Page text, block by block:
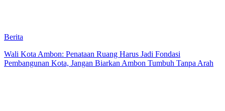
Berita
Wali Kota Ambon: Penataan Ruang Harus Jadi Fondasi
Pembangunan Kota, Jangan Biarkan Ambon Tumbuh Tanpa Arah